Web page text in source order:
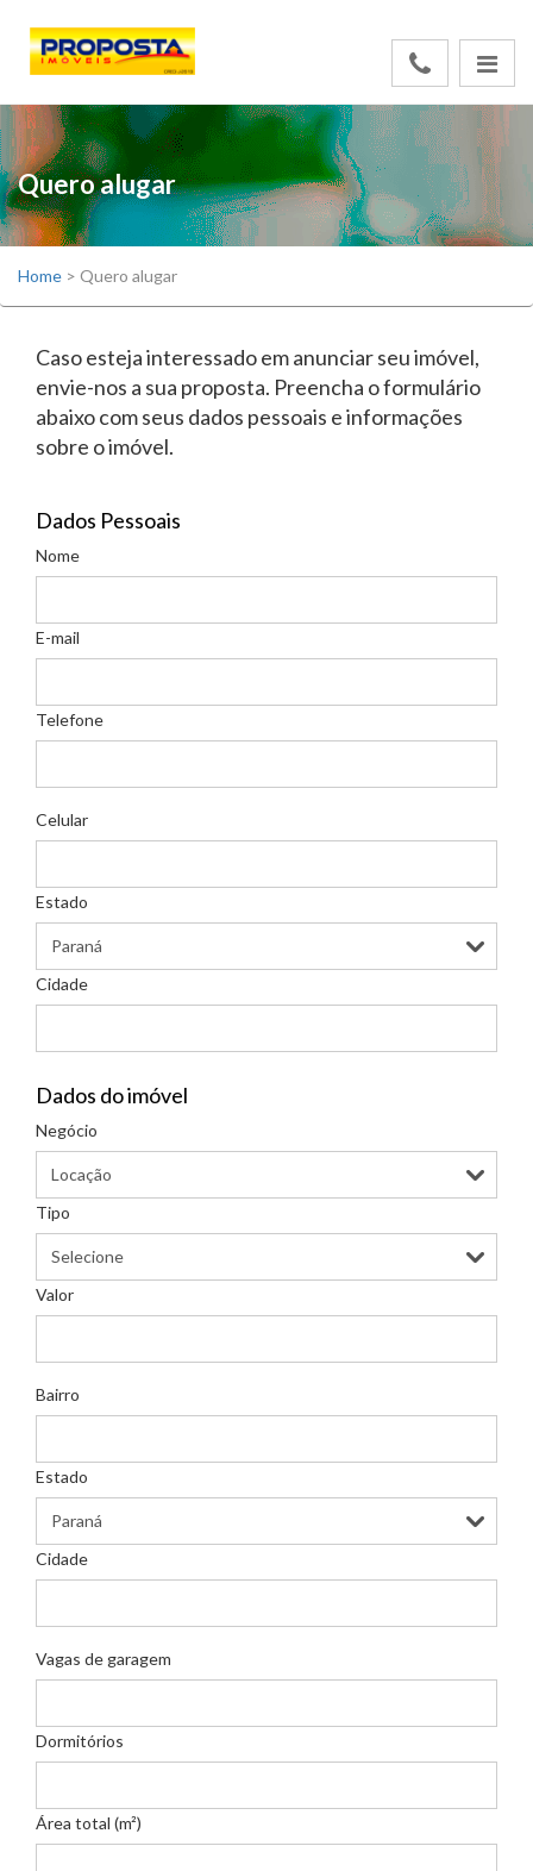
Quero alugar
Home > Quero alugar
Caso esteja interessado em anunciar seu imóvel,
envie-nos a sua proposta. Preencha o formulário
abaixo com seus dados pessoais e informações
sobre o imóvel.
Dados Pessoais
Nome
E-mail
Telefone
Celular
Estado
Cidade
Dados do imóvel
Negócio
Tipo
Valor
Bairro
Estado
Cidade
Vagas de garagem
Dormitórios
Área total (m²)